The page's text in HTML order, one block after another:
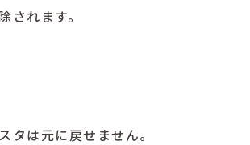
されます。
タは元に戻せません。